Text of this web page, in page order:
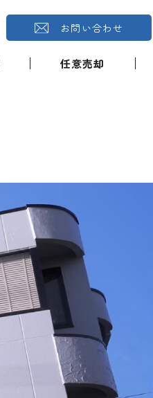
お問い合わせ
任意売却